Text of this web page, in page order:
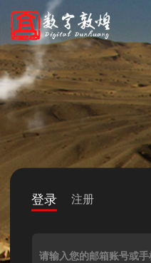
登录 注册
请输入您的邮箱账号或